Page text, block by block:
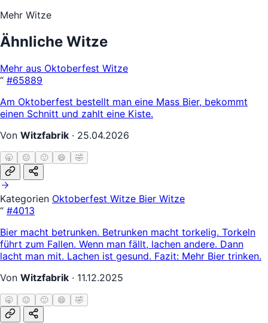
Mehr Witze
Ähnliche Witze
Mehr aus Oktoberfest Witze
“ #65889
Am Oktoberfest bestellt man eine Mass Bier, bekommt
einen Schnitt und zahlt eine Kiste.
Von Witzfabrik · 25.04.2026
🥱 😐 🙂 😄 🤣
Kategorien Oktoberfest Witze Bier Witze
“ #4013
Bier macht betrunken. Betrunken macht torkelig. Torkeln
führt zum Fallen. Wenn man fällt, lachen andere. Dann
lacht man mit. Lachen ist gesund. Fazit: Mehr Bier trinken.
Von Witzfabrik · 11.12.2025
🥱 😐 🙂 😄 🤣